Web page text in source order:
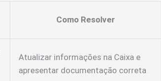
Como Resolver
Atualizar informações na Caixa e
apresentar documentação correta